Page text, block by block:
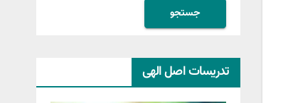
تدریسات اصل الهی